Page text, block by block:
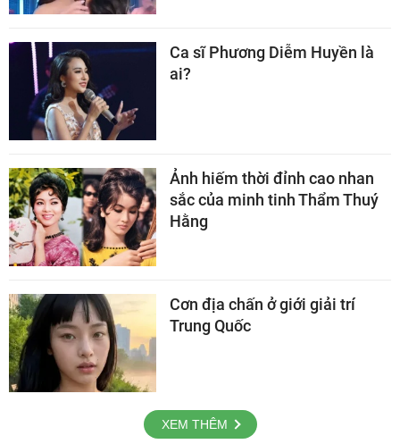
Ca sĩ Phương Diễm Huyền là
ai?
Ảnh hiếm thời đỉnh cao nhan
sắc của minh tinh Thẩm Thuý
Hằng
Cơn địa chấn ở giới giải trí
Trung Quốc
XEM THÊM